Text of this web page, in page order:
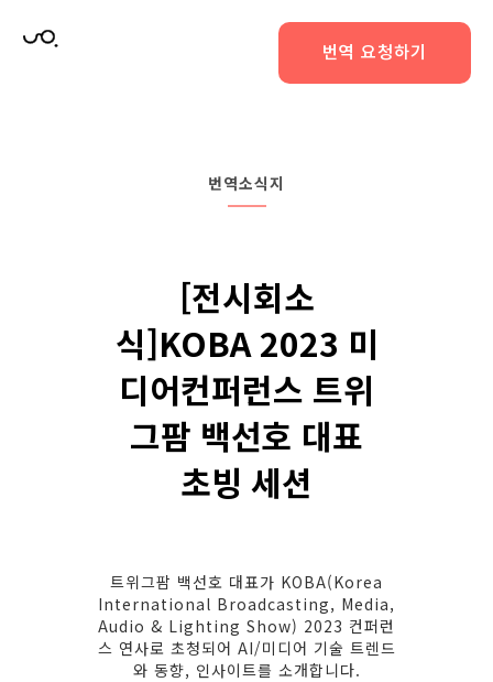
번역 요청하기
번역소식지
[전시회소
식]KOBA 2023 미
디어컨퍼런스 트위
그팜 백선호 대표
초빙 세션
트위그팜 백선호 대표가 KOBA(Korea
International Broadcasting, Media,
Audio & Lighting Show) 2023 컨퍼런
스 연사로 초청되어 AI/미디어 기술 트렌드
와 동향, 인사이트를 소개합니다.